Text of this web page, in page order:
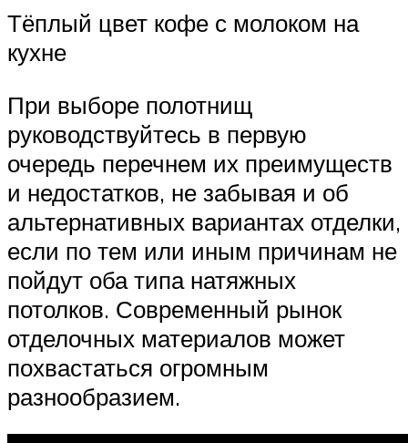
Тёплый цвет кофе с молоком на
кухне
При выборе полотнищ
руководствуйтесь в первую
очередь перечнем их преимуществ
и недостатков, не забывая и об
альтернативных вариантах отделки,
если по тем или иным причинам не
пойдут оба типа натяжных
потолков. Современный рынок
отделочных материалов может
похвастаться огромным
разнообразием.